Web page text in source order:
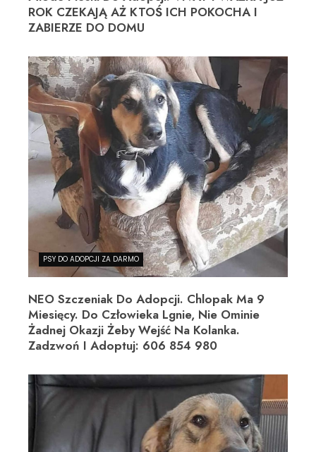
ROK CZEKAJĄ AŻ KTOŚ ICH POKOCHA I
ZABIERZE DO DOMU
PSY DO ADOPCJI ZA DARMO
NEO Szczeniak Do Adopcji. Chlopak Ma 9
Miesięcy. Do Człowieka Lgnie, Nie Ominie
Żadnej Okazji Żeby Wejść Na Kolanka.
Zadzwoń I Adoptuj: 606 854 980